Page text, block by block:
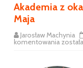
Akademia z
Maja
Jarosław Machynia
komentowania